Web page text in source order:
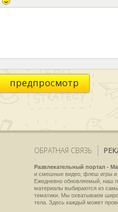
предпросмотр
ОБРАТНАЯ СВЯЗЬ
Развлекательный портал -
и смешные видео, флеш игры и
Ежедневно обновляемый, наш
материалы выбираются из
тематики. Мы охватываем
тела. Здесь каждый может